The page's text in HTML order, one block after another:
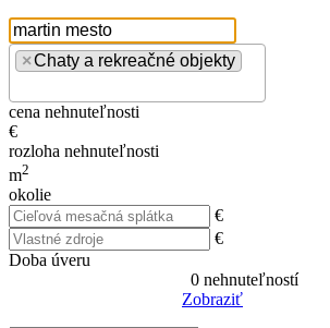
×Chaty a rekreačné objekty
cena nehnuteľnosti
€
rozloha nehnuteľnosti
m2
okolie
€
€
Doba úveru
0nehnuteľností
Zobraziť